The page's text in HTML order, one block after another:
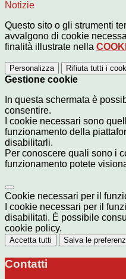
Notizie
Questo sito o gli strumenti
avvalgono di cookie
finalità illustrate nella
Personalizza Rifiuta tutti i
Gestione cookie
In questa schermata è
consentire.
I cookie necessari sono
funzionamento della
disabilitarli.
Per conoscere quali sono i
funzionamento potete
Cookie necessari per il
I cookie necessari per il
disabilitati. È possibile
cookie policy.
Accetta tutti Salva le
Contatti